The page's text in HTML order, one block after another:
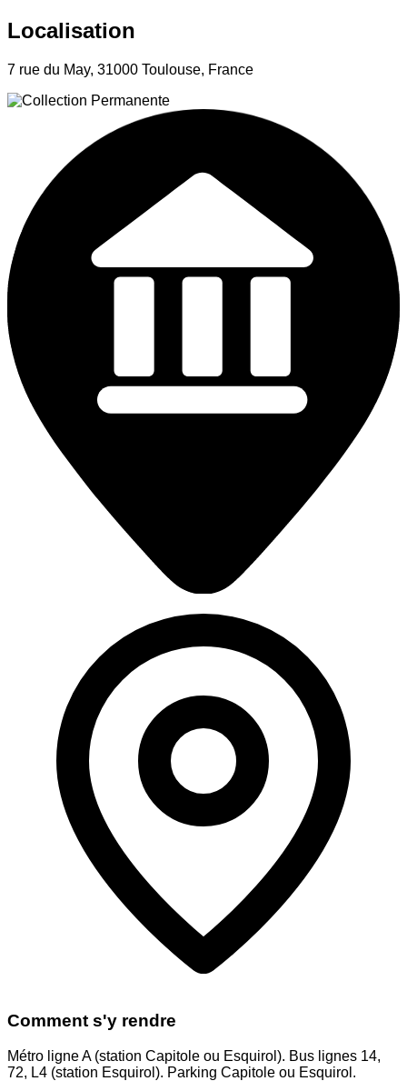
Localisation
7 rue du May, 31000 Toulouse, France
Comment s'y rendre
Métro ligne A (station Capitole ou Esquirol). Bus lignes 14,
72, L4 (station Esquirol). Parking Capitole ou Esquirol.